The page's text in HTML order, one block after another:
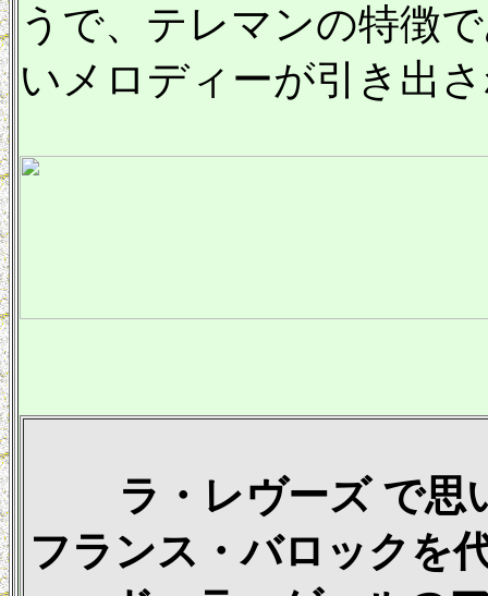
うで、テレマンの特徴
いメロディーが引き出
ラ・レヴーズ で思
フランス・バロックを